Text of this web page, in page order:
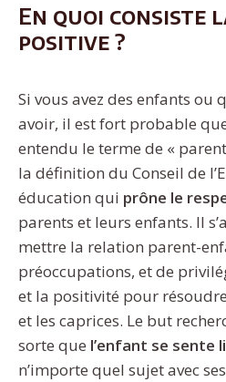
En quoi consiste
positive ?
Si vous avez des enfants ou
avoir, il est fort probable
entendu le terme de «
la définition du Conseil de
éducation qui prône le
parents et leurs enfants. Il
mettre la relation parent-
préoccupations, et de
et la positivité pour
et les caprices. Le but
sorte que l’enfant se sente
n’importe quel sujet avec